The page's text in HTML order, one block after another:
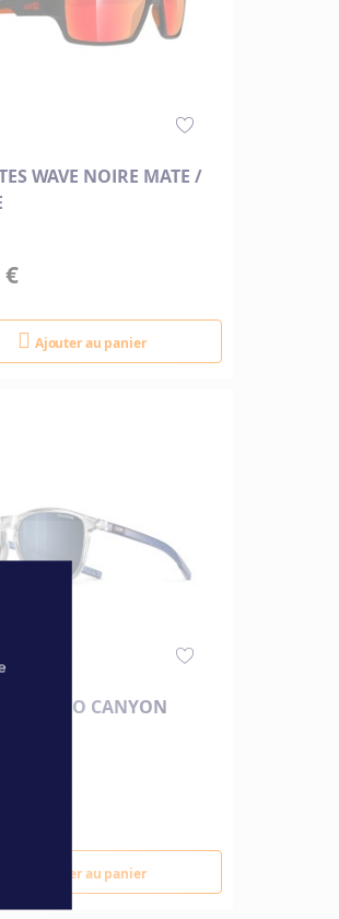
WAVE NOIRE MATE /
€
Ajouter au panier
JULBO CANYON
Ajouter au panier